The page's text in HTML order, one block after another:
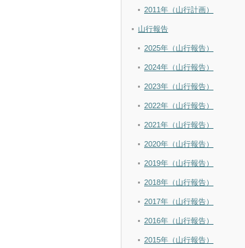
2011年（山行計画）
山行報告
2025年（山行報告）
2024年（山行報告）
2023年（山行報告）
2022年（山行報告）
2021年（山行報告）
2020年（山行報告）
2019年（山行報告）
2018年（山行報告）
2017年（山行報告）
2016年（山行報告）
2015年（山行報告）